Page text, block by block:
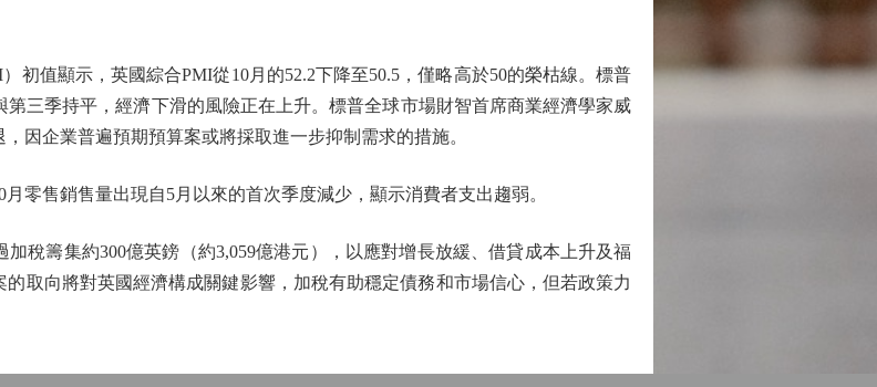
值顯示，英國綜合PMI從10月的52.2下降至50.5，僅略高於50的榮枯線。標普
三季持平，經濟下滑的風險正在上升。標普全球市場財智首席商業經濟學家威
因企業普遍預期預算案或將採取進一步抑制需求的措施。
售銷售量出現自5月以來的首次季度減少，顯示消費者支出趨弱。
籌集約300億英鎊（約3,059億港元），以應對增長放緩、借貸成本上升及福
取向將對英國經濟構成關鍵影響，加稅有助穩定債務和市場信心，但若政策力